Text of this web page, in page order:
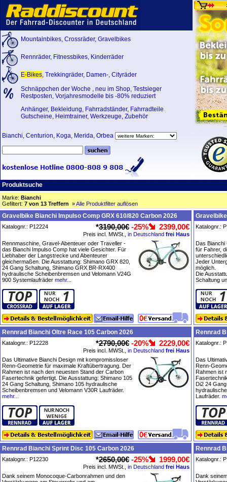
Mountainbikes, Crossräder, Gravelbikes
Rennräder, Fitnessbikes, Kinderräder
E-Bikes, Trekkingräder, Damen-, Cityräder
Schnäppchen der Woche , neu im Shop, Testsieger
Restposten, Vorjahresmodelle bis -80% reduziert
Anhänger, Bekleidung, Fahrradständer, Fahrradteile
Gutscheine, Heimtrainer, Werkzeuge, Zubehör
Bianchi, Centurion, Koga, Merida, Orbea
Produktsuche
Marke: Bianchi
Gefiltert: 7 von 13 Treffern »Alle Produktfilter auflösen
Gravelbike Bianchi Impulso Comp GRX 610/820 Carbon 2026
Katalognr.: P12224 *3190,00€ -25% 2399,00€
Preis incl. MWSt., in Deutschland frei Haus
Rennmaschine, Gravel-Abenteuer oder Traveller -
das Bianchi Impulso Comp hat viele Gesichter. Für
Liebhaber der Langstrecke und Abenteurer
gleichermaßen. Die Ausstattung: Shimano GRX 820,
24 Gang Schaltung, Shimano GRX BR-RX400
hydraulische Scheibenbremsen und Velomann V24G
900 Systemlaufräder mehr...
Katalognr.:
Das Bianchi
für Fahrer,
Jeder
möglich.
Die
Schaltung
Rennrad Bianchi Oltre Race 105 Carbon 2026
Katalognr.: P12228 *2790,00€ -20% 2229,00€
Preis incl. MWSt., in Deutschland frei Haus
Das Ultimative Bianchi Design mit kompromissloser
Renn-Geometrie für maximale Kraftübertragung. Der
Rahmen ist nach den neuesten Stand der Carbon
Fasertechnik gefertigt. Die Ausstattung: Shimano 105
24 Gang Schaltung, Shimano 105 hydraulische
Scheibenbremsen und Velomann V30R Laufräder.
mehr...
Rennrad
Katalognr.:
Das
Renn-
Rahmen ist
Di2 24
Laufräder.
Rennrad Bianchi Sprint Disc 105 Carbon 2026
Katalognr.: P12230 *2650,00€ -25% 1999,00€
Preis incl. MWSt., in Deutschland frei Haus
Dank seinem Monocoque-Carbonrahmen und den
Rennrad
Katalognr.:
Dank